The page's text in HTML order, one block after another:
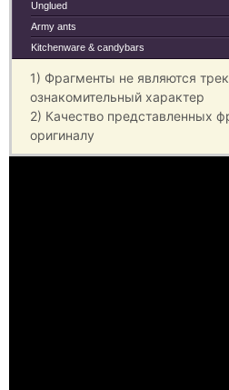
Unglued
Army ants
Kitchenware & candybars
1) Фрагменты не являются
ознакомительный характер
2) Качество представленных
оригиналу